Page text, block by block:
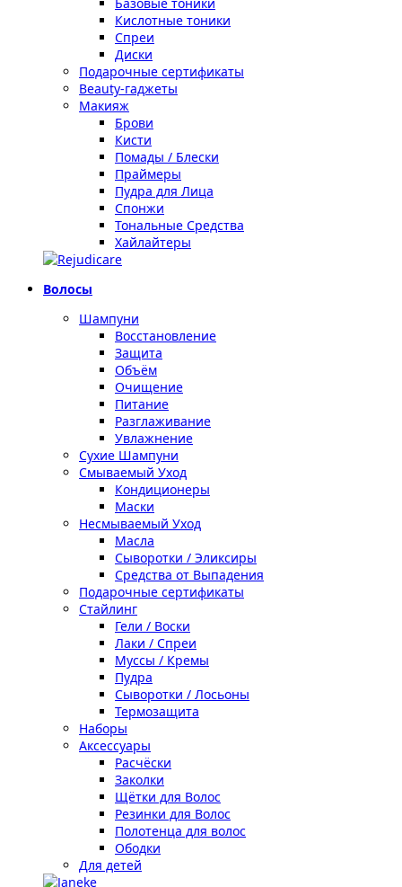
Кислотные тоники
Спреи
Диски
Подарочные сертификаты
Beauty-гаджеты
Макияж
Брови
Кисти
Помады / Блески
Праймеры
Пудра для Лица
Спонжи
Тональные Средства
Хайлайтеры
Волосы
Шампуни
Восстановление
Защита
Объём
Очищение
Питание
Разглаживание
Увлажнение
Сухие Шампуни
Смываемый Уход
Кондиционеры
Маски
Несмываемый Уход
Масла
Сыворотки / Эликсиры
Средства от Выпадения
Подарочные сертификаты
Стайлинг
Гели / Воски
Лаки / Спреи
Муссы / Кремы
Пудра
Сыворотки / Лосьоны
Термозащита
Наборы
Аксессуары
Расчёски
Заколки
Щётки для Волос
Резинки для Волос
Полотенца для волос
Ободки
Для детей